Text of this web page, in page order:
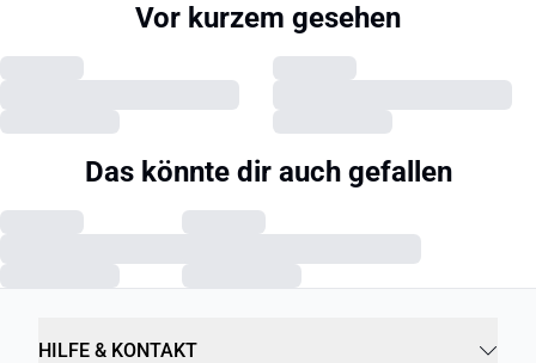
Vor kurzem gesehen
Das könnte dir auch gefallen
HILFE & KONTAKT